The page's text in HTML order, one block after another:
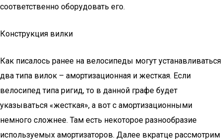
соответственно оборудовать его.
Конструкция вилки
Как писалось ранее на велосипеды могут устанавливаться
два типа вилок – амортизационная и жесткая. Если
велосипед типа ригид, то в данной графе будет
указываться «жесткая», а вот с амортизационными
немного сложнее. Там есть некоторое разнообразие
используемых амортизаторов. Далее вкратце рассмотрим